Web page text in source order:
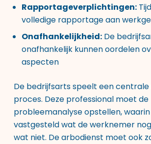
Rapportageverplichtingen:
volledige rapportage aan
Onafhankelijkheid: De
onafhankelijk kunnen oordelen
aspecten
De bedrijfsarts speelt een centrale
proces. Deze professional moet de
probleemanalyse opstellen,
vastgesteld wat de werknemer
wat niet. De arbodienst moet ook